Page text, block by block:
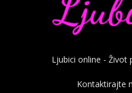
Ljubici online - Život
Kontaktirajte